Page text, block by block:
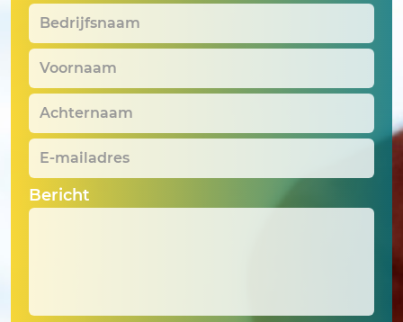
Bedrijfsnaam
Voornaam
Achternaam
E-
mailadres *
Bericht